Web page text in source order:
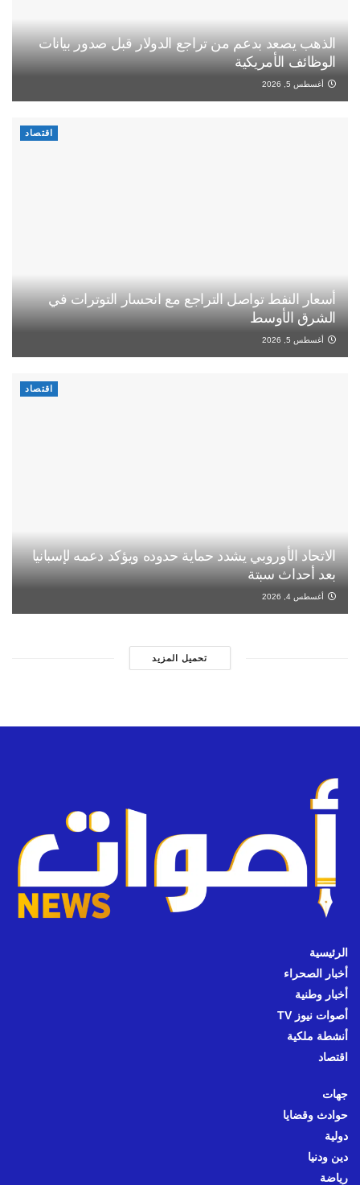
الذهب يصعد بدعم من تراجع الدولار قبل صدور بيانات
الوظائف الأمريكية
أغسطس 5, 2026
اقتصاد
أسعار النفط تواصل التراجع مع انحسار التوترات في
الشرق الأوسط
أغسطس 5, 2026
اقتصاد
الاتحاد الأوروبي يشدد حماية حدوده ويؤكد دعمه لإسبانيا
بعد أحداث سبتة
أغسطس 4, 2026
تحميل المزيد
الرئيسية
أخبار الصحراء
أخبار وطنية
أصوات نيوز TV
أنشطة ملكية
اقتصاد
جهات
حوادث وقضايا
دولية
دين ودنيا
رياضة